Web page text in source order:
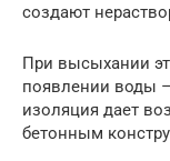
создают
При высыхании
появлении воды
изоляция дает
бетонным